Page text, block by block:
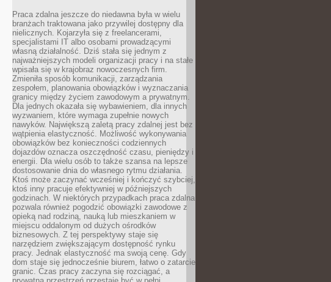
Praca zdalna jeszcze do niedawna była w wielu
branżach traktowana jako przywilej dostępny dla
nielicznych. Kojarzyła się z freelancerami,
specjalistami IT albo osobami prowadzącymi
własną działalność. Dziś stała się jednym z
najważniejszych modeli organizacji pracy i na stałe
wpisała się w krajobraz nowoczesnych firm.
Zmieniła sposób komunikacji, zarządzania
zespołem, planowania obowiązków i wyznaczania
granicy między życiem zawodowym a prywatnym.
Dla jednych okazała się wybawieniem, dla innych
wyzwaniem, które wymaga zupełnie nowych
nawyków. Największą zaletą pracy zdalnej jest bez
wątpienia elastyczność. Możliwość wykonywania
obowiązków bez konieczności codziennych
dojazdów oznacza oszczędność czasu, pieniędzy i
energii. Dla wielu osób to także szansa na lepsze
dostosowanie dnia do własnego rytmu działania.
Ktoś może zaczynać wcześniej i kończyć szybciej,
ktoś inny pracuje efektywniej w późniejszych
godzinach. W niektórych przypadkach praca zdalna
pozwala również pogodzić obowiązki zawodowe z
opieką nad rodziną, nauką lub mieszkaniem w
miejscu oddalonym od dużych ośrodków
biznesowych. Z tej perspektywy staje się
narzędziem zwiększającym dostępność rynku
pracy. Jednak elastyczność ma swoją cenę. Gdy
dom staje się jednocześnie biurem, łatwo o zatarcie
granic. Czas pracy zaczyna się rozciągać, a